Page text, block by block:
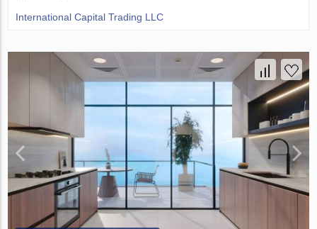
International Capital Trading LLC